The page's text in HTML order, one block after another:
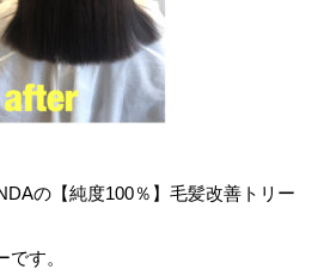
の【純度100％】毛髪改善トリー
す。